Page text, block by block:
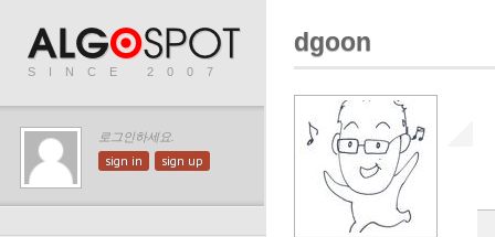
SINCE 2007
로그인하세요.
sign in sign up
dgoon